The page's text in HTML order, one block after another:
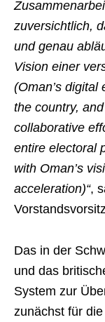
zuversichtlich,
und genau
Vision einer
(Oman’s
the country,
collaborative
entire electoral
with Oman’s
acceleration)“,
Das in der
und das
System zur
zunächst für